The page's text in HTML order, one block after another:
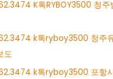
K톡RYBOY3500 청주
k톡ryboy3500 청주
도
k톡ryboy3500 포항